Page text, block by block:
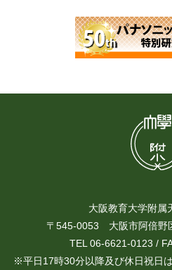
大阪教育大学附属
〒545-0053 大阪市阿倍野
TEL 06-6621-0123 /
※平日17時30分以降及び休日祝日